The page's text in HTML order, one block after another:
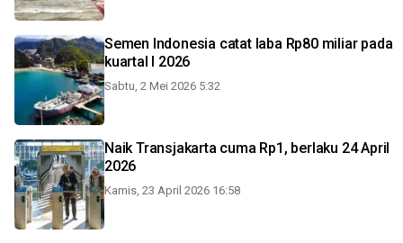
Semen Indonesia catat laba Rp80 miliar pada
kuartal I 2026
Sabtu, 2 Mei 2026 5:32
Naik Transjakarta cuma Rp1, berlaku 24 April
2026
Kamis, 23 April 2026 16:58